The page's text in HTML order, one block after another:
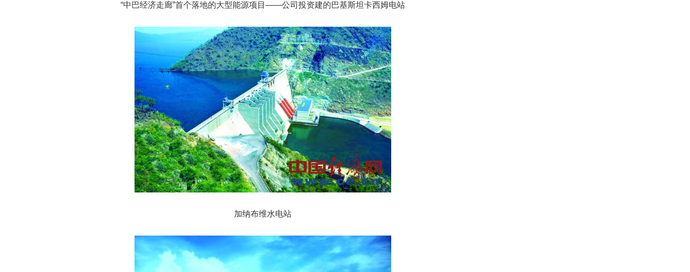
“中巴经济走廊”首个落地的大型能源项目——公司投资建的巴基斯坦卡西姆电站
加纳布维水电站